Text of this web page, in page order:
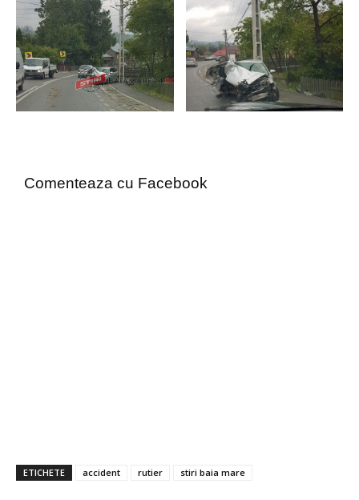
Comenteaza cu Facebook
ETICHETE accident rutier stiri baia mare